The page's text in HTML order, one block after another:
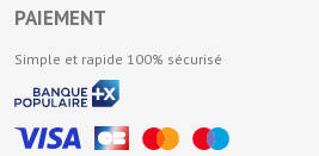
PAIEMENT
Simple et rapide 100% sécurisé